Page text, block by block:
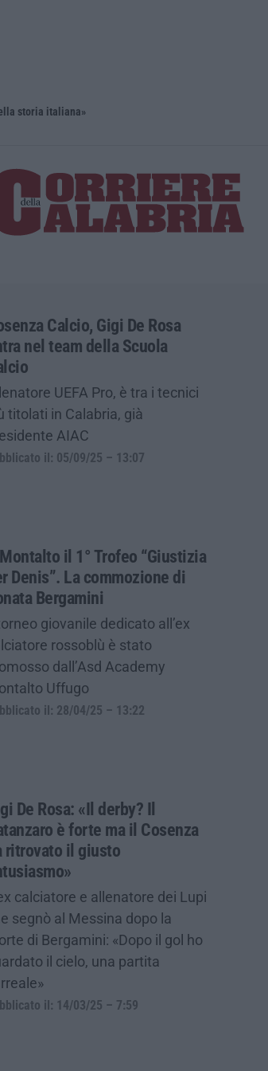
storia italiana»
Calcio, Gigi De Rosa
nel team della Scuola
UEFA Pro, è tra i tecnici
titolati in Calabria, già
AIAC
il: 05/09/25 – 13:07
il 1° Trofeo “Giustizia
Denis”. La commozione di
Bergamini
giovanile dedicato all’ex
rossoblù è stato
dall’Asd Academy
Uffugo
il: 28/04/25 – 13:22
De Rosa: «Il derby? Il
è forte ma il Cosenza
ritrovato il giusto
calciatore e allenatore dei Lupi
segnò al Messina dopo la
di Bergamini: «Dopo il gol ho
il cielo, una partita
il: 14/03/25 – 7:59